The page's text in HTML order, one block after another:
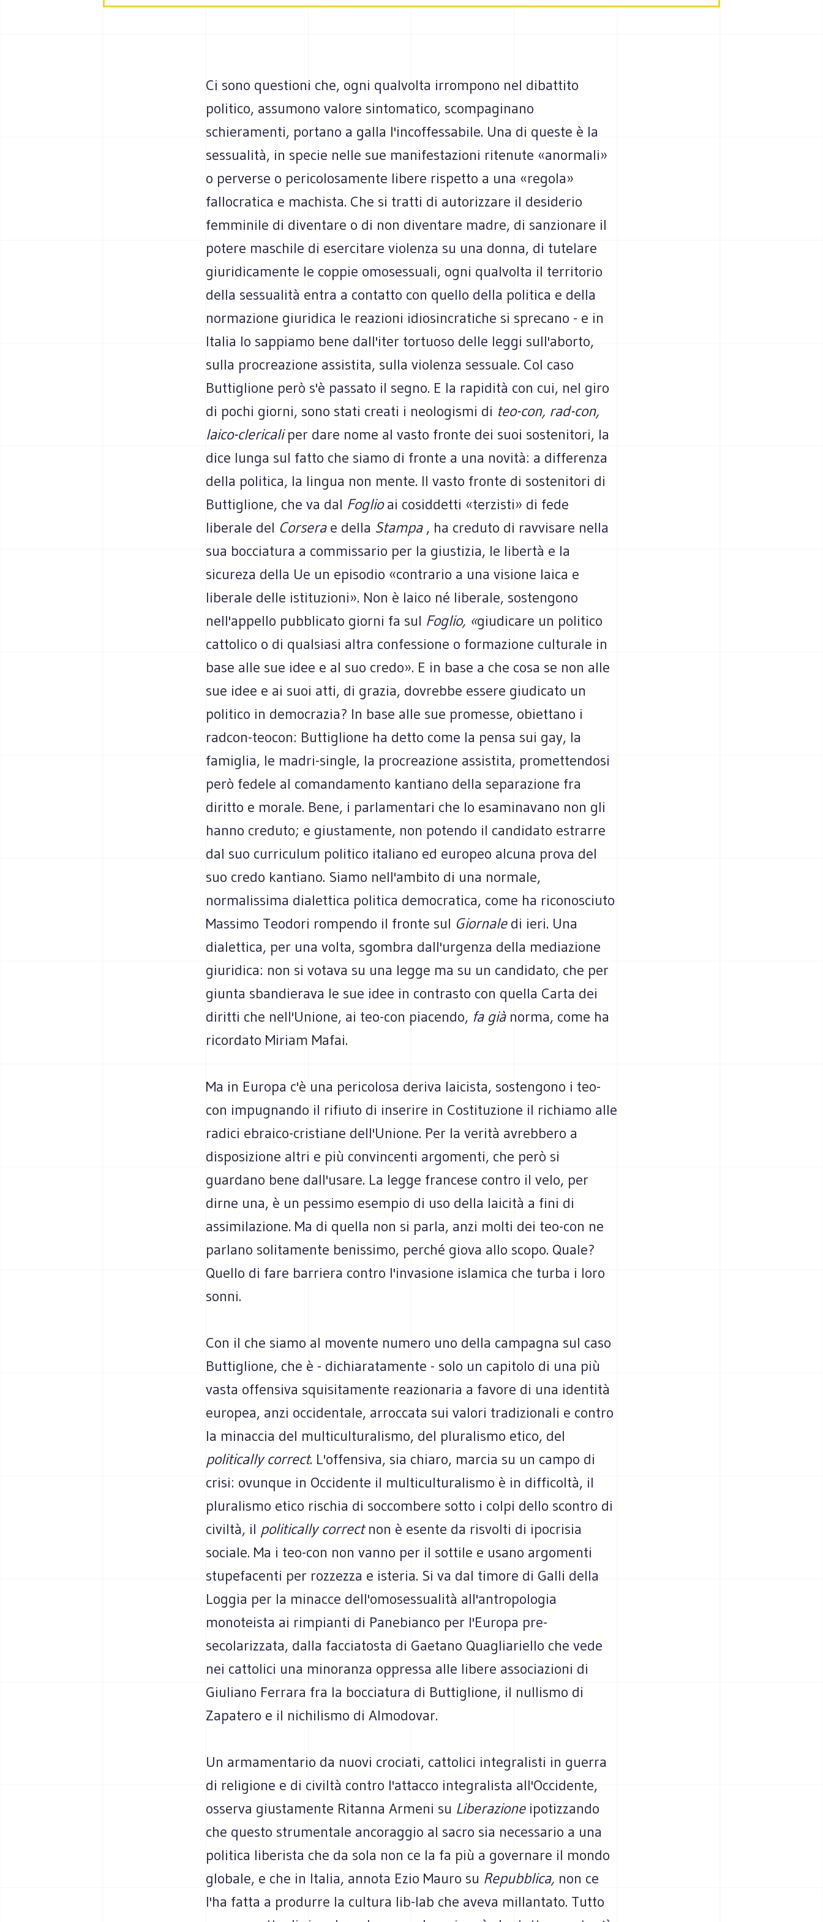
Ci sono questioni che, ogni qualvolta irrompono nel dibattito
politico, assumono valore sintomatico, scompaginano
schieramenti, portano a galla l'incoffessabile. Una di queste è la
sessualità, in specie nelle sue manifestazioni ritenute «anormali»
o perverse o pericolosamente libere rispetto a una «regola»
fallocratica e machista. Che si tratti di autorizzare il desiderio
femminile di diventare o di non diventare madre, di sanzionare il
potere maschile di esercitare violenza su una donna, di tutelare
giuridicamente le coppie omosessuali, ogni qualvolta il territorio
della sessualità entra a contatto con quello della politica e della
normazione giuridica le reazioni idiosincratiche si sprecano - e in
Italia lo sappiamo bene dall'iter tortuoso delle leggi sull'aborto,
sulla procreazione assistita, sulla violenza sessuale. Col caso
Buttiglione però s'è passato il segno. E la rapidità con cui, nel giro
di pochi giorni, sono stati creati i neologismi di teo-con, rad-con,
laico-clericaliper dare nome al vasto fronte dei suoi sostenitori, la
dice lunga sul fatto che siamo di fronte a una novità: a differenza
della politica, la lingua non mente. Il vasto fronte di sostenitori di
Buttiglione, che va dal Foglioai cosiddetti «terzisti» di fede
liberale del Corsera e della Stampa, ha creduto di ravvisare nella
sua bocciatura a commissario per la giustizia, le libertà e la
sicureza della Ue un episodio «contrario a una visione laica e
liberale delle istituzioni». Non è laico né liberale, sostengono
nell'appello pubblicato giorni fa sul Foglio, «giudicare un politico
cattolico o di qualsiasi altra confessione o formazione culturale in
base alle sue idee e al suo credo». E in base a che cosa se non alle
sue idee e ai suoi atti, di grazia, dovrebbe essere giudicato un
politico in democrazia? In base alle sue promesse, obiettano i
radcon-teocon: Buttiglione ha detto come la pensa sui gay, la
famiglia, le madri-single, la procreazione assistita, promettendosi
però fedele al comandamento kantiano della separazione fra
diritto e morale. Bene, i parlamentari che lo esaminavano non gli
hanno creduto; e giustamente, non potendo il candidato estrarre
dal suo curriculum politico italiano ed europeo alcuna prova del
suo credo kantiano. Siamo nell'ambito di una normale,
normalissima dialettica politica democratica, come ha riconosciuto
Massimo Teodori rompendo il fronte sul Giornale di ieri. Una
dialettica, per una volta, sgombra dall'urgenza della mediazione
giuridica: non si votava su una legge ma su un candidato, che per
giunta sbandierava le sue idee in contrasto con quella Carta dei
diritti che nell'Unione, ai teo-con piacendo, fa giànorma, come ha
ricordato Miriam Mafai.
Ma in Europa c'è una pericolosa deriva laicista, sostengono i teo-
con impugnando il rifiuto di inserire in Costituzione il richiamo alle
radici ebraico-cristiane dell'Unione. Per la verità avrebbero a
disposizione altri e più convincenti argomenti, che però si
guardano bene dall'usare. La legge francese contro il velo, per
dirne una, è un pessimo esempio di uso della laicità a fini di
assimilazione. Ma di quella non si parla, anzi molti dei teo-con ne
parlano solitamente benissimo, perché giova allo scopo. Quale?
Quello di fare barriera contro l'invasione islamica che turba i loro
sonni.
Con il che siamo al movente numero uno della campagna sul caso
Buttiglione, che è - dichiaratamente - solo un capitolo di una più
vasta offensiva squisitamente reazionaria a favore di una identità
europea, anzi occidentale, arroccata sui valori tradizionali e contro
la minaccia del multiculturalismo, del pluralismo etico, del
politically correct. L'offensiva, sia chiaro, marcia su un campo di
crisi: ovunque in Occidente il multiculturalismo è in difficoltà, il
pluralismo etico rischia di soccombere sotto i colpi dello scontro di
civiltà, il politically correctnon è esente da risvolti di ipocrisia
sociale. Ma i teo-con non vanno per il sottile e usano argomenti
stupefacenti per rozzezza e isteria. Si va dal timore di Galli della
Loggia per la minacce dell'omosessualità all'antropologia
monoteista ai rimpianti di Panebianco per l'Europa pre-
secolarizzata, dalla facciatosta di Gaetano Quagliariello che vede
nei cattolici una minoranza oppressa alle libere associazioni di
Giuliano Ferrara fra la bocciatura di Buttiglione, il nullismo di
Zapatero e il nichilismo di Almodovar.
Un armamentario da nuovi crociati, cattolici integralisti in guerra
di religione e di civiltà contro l'attacco integralista all'Occidente,
osserva giustamente Ritanna Armeni su Liberazione ipotizzando
che questo strumentale ancoraggio al sacro sia necessario a una
politica liberista che da sola non ce la fa più a governare il mondo
globale, e che in Italia, annota Ezio Mauro su Repubblica, non ce
l'ha fatta a produrre la cultura lib-lab che aveva millantato. Tutto